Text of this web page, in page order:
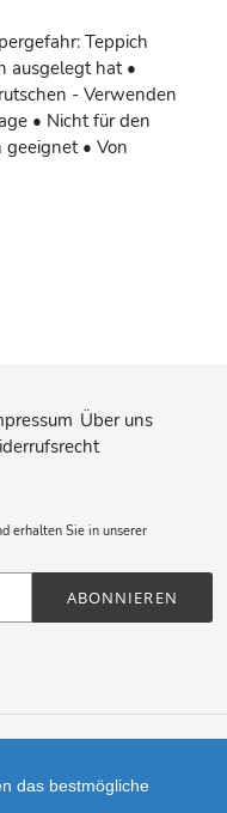
Teppich
ausgelegt hat •
- Verwenden
• Nicht für den
• Von
Über uns
erhalten Sie in unserer
ABONNIEREN
das bestmögliche